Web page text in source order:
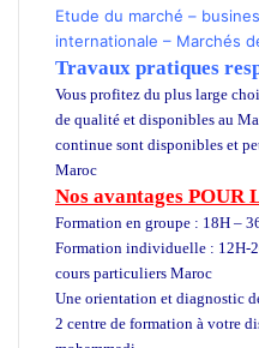
Etude du marché –
internationale – Marchés
Travaux pratiques
Vous profitez du plus large
de qualité et disponibles au
continue sont disponibles et
Maroc
Nos avantages POUR
Formation en groupe : 18H –
Formation individuelle : 12H-
cours particuliers Maroc
Une orientation et diagnostic
2 centre de formation à votre